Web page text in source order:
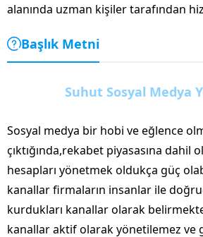
alanında uzman kişiler tarafından
Başlık Metni
Suhut Sosyal Medya
Sosyal medya bir hobi ve eğlence
çıktığında,rekabet piyasasına dahil
hesapları yönetmek oldukça güç
kanallar firmaların insanlar ile
kurdukları kanallar olarak
kanallar aktif olarak yönetilemez ve